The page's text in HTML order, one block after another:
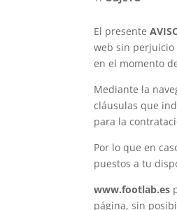
El presente
web sin
en el momento
Mediante la
cláusulas que
para la
Por lo que en
puestos a tu
www.footlab.es
página, sin